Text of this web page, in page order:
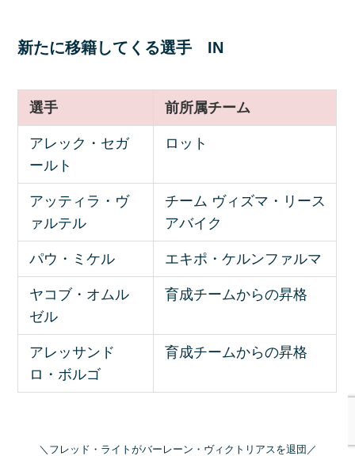
新たに移籍してくる選手 IN
選手 前所属チーム
アレック・セガ
ールト
ロット
アッティラ・ヴ
ァルテル
チーム ヴィズマ・リース
アバイク
パウ・ミケル エキポ・ケルンファルマ
ヤコブ・オムル
ゼル
育成チームからの昇格
アレッサンド
ロ・ボルゴ
育成チームからの昇格
＼フレッド・ライトがバーレーン・ヴィクトリアスを退団／